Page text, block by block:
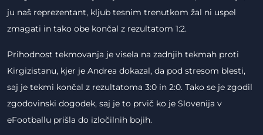
ju naš reprezentant, kljub tesnim trenutkom žal ni uspel
zmagati in tako obe končal z rezultatom 1:2.
Prihodnost tekmovanja je visela na zadnjih tekmah proti
Kirgizistanu, kjer je Andrea dokazal, da pod stresom blesti,
saj je tekmi končal z rezultatoma 3:0 in 2:0. Tako se je zgodil
zgodovinski dogodek, saj je to prvič ko je Slovenija v
eFootballu prišla do izločilnih bojih.